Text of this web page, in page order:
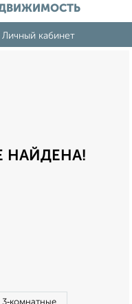
Личный кабинет
НАЙДЕНА!